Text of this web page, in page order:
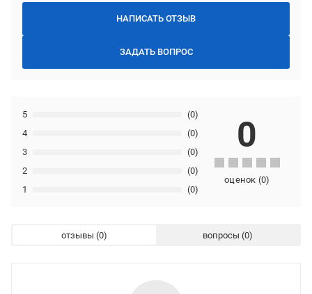
НАПИСАТЬ ОТЗЫВ
ЗАДАТЬ ВОПРОС
1 (0)
2 (0)
3 (0)
4 (0)
5 (0)
0
оценок (0)
отзывы вопросы